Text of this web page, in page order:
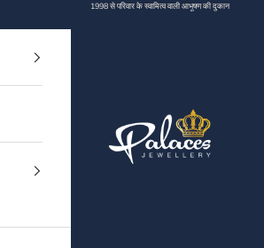
1998 से परिवार के स्वामित्व वाली आभूषण की दुकान
Palaces Jewellery